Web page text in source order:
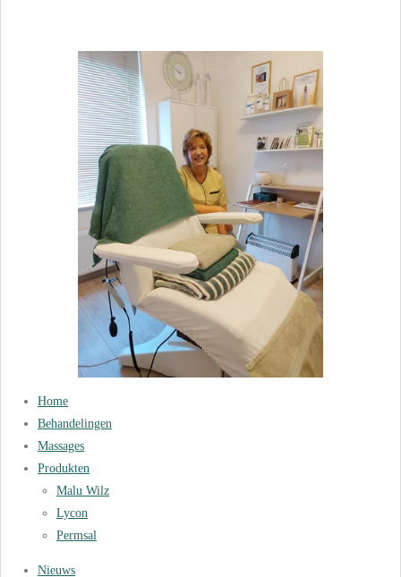
Home
Behandelingen
Massages
Produkten
Malu Wilz
Lycon
Permsal
Nieuws